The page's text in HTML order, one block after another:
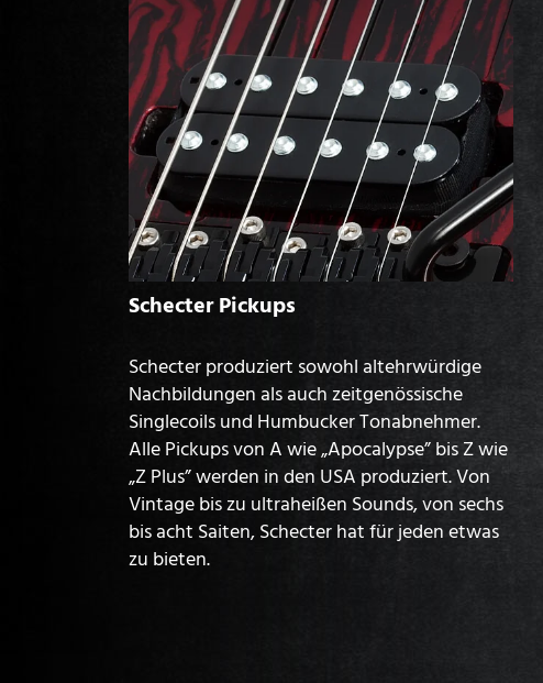
Schecter Pickups
Schecter produziert sowohl altehrwürdige
Nachbildungen als auch zeitgenössische
Singlecoils und Humbucker Tonabnehmer.
Alle Pickups von A wie „Apocalypse” bis Z wie
„Z Plus” werden in den USA produziert. Von
Vintage bis zu ultraheißen Sounds, von sechs
bis acht Saiten, Schecter hat für jeden etwas
zu bieten.